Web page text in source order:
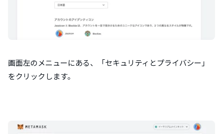
画面左のメニューにある、「セキュリティとプライバシー」
をクリックします。